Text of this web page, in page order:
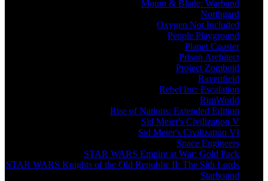
Mount & Blade: Warband
Northgard
Oxygen Not Included
People Playground
Planet Coaster
Prison Architect
Project Zomboid
Ravenfield
Rebel Inc: Escalation
RimWorld
Rise of Nations: Extended Edition
Sid Meier's Civilization V
Sid Meier's Civilization VI
Space Engineers
STAR WARS Empire at War: Gold Pack
STAR WARS Knights of the Old Republic II: The Sith Lords
Starbound